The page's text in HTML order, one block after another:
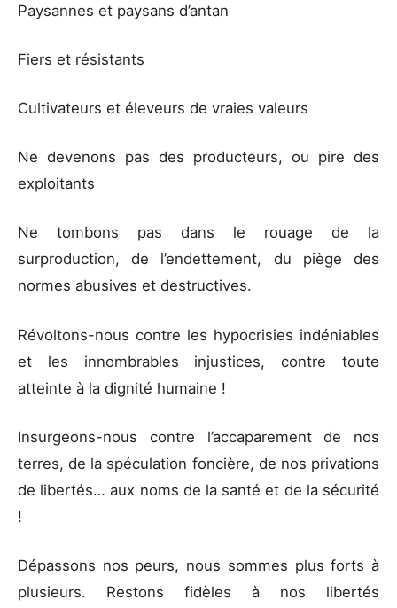
Paysannes et paysans d’antan
Fiers et résistants
Cultivateurs et éleveurs de vraies valeurs
Ne devenons pas des producteurs, ou pire des
exploitants
Ne tombons pas dans le rouage de la
surproduction, de l’endettement, du piège des
normes abusives et destructives.
Révoltons-nous contre les hypocrisies indéniables
et les innombrables injustices, contre toute
atteinte à la dignité humaine !
Insurgeons-nous contre l’accaparement de nos
terres, de la spéculation foncière, de nos privations
de libertés… aux noms de la santé et de la sécurité
!
Dépassons nos peurs, nous sommes plus forts à
plusieurs. Restons fidèles à nos libertés